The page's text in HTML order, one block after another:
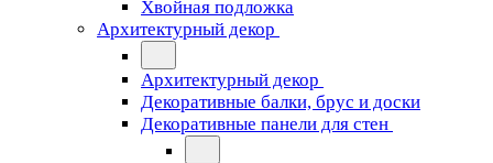
Хвойная подложка
Архитектурный декор
Архитектурный декор
Декоративные балки, брус и доски
Декоративные панели для стен